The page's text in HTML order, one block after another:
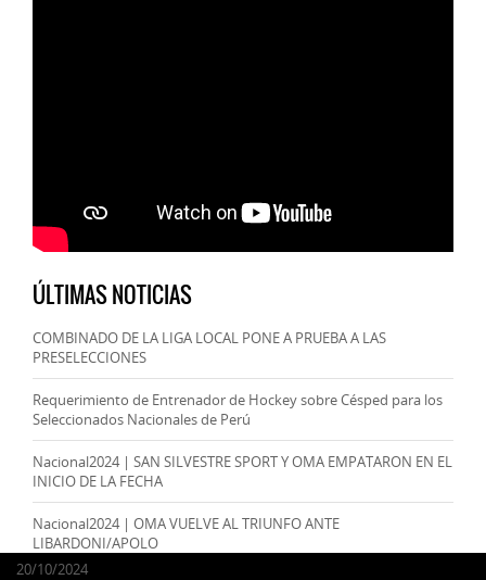
ÚLTIMAS NOTICIAS
COMBINADO DE LA LIGA LOCAL PONE A PRUEBA A LAS
PRESELECCIONES
24/09/2025
Requerimiento de Entrenador de Hockey sobre Césped para los
Seleccionados Nacionales de Perú
07/11/2024
Nacional2024 | SAN SILVESTRE SPORT Y OMA EMPATARON EN EL
INICIO DE LA FECHA
20/10/2024
Nacional2024 | OMA VUELVE AL TRIUNFO ANTE
LIBARDONI/APOLO
20/10/2024